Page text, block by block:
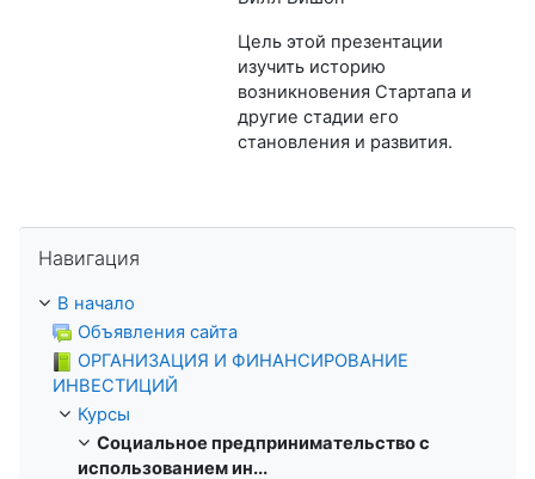
Цель этой презентации
изучить историю
возникновения Стартапа и
другие стадии его
становления и развития.
Навигация
В начало
Объявления сайта
ОРГАНИЗАЦИЯ И ФИНАНСИРОВАНИЕ
ИНВЕСТИЦИЙ
Курсы
Социальное предпринимательство с
использованием ин...